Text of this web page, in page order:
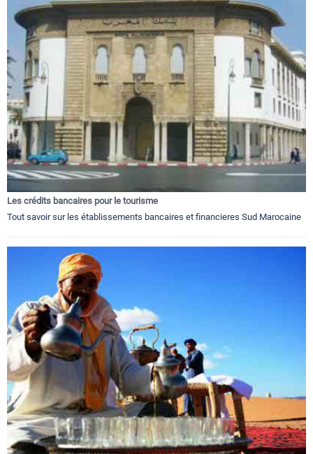
Les crédits bancaires pour le tourisme
Tout savoir sur les établissements bancaires et financieres Sud Marocaine